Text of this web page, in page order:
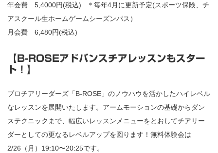
年会費 5,4000円(税込) ＊毎年4月に更新予定(スポーツ保険、チ
アスクール生ホームゲームシーズンパス）
月会費 6,480円(税込)
【B-ROSEアドバンスチアレッスンもスター
ト！】
プロチアリーダーズ「B-ROSE」のノウハウを活かしたハイレベル
なレッスンを展開いたします。アームモーションの基礎からダン
ステクニックまで、幅広いレッスンメニューをとおしてチアリー
ダーとしての更なるレベルアップを図ります！無料体験会は
2/26（月）19:10〜20:25です。